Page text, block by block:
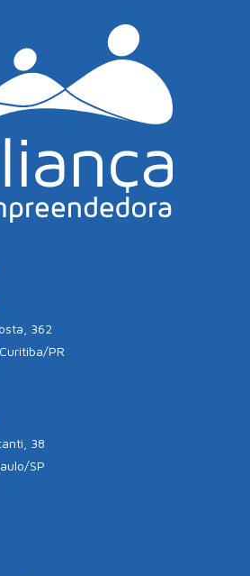
362
PR
38
SP